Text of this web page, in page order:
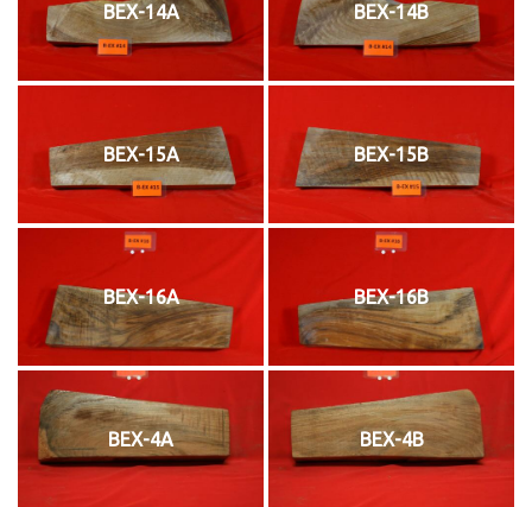
BEX-14A BEX-14B
BEX-15A BEX-15B
BEX-16A BEX-16B
BEX-4A BEX-4B